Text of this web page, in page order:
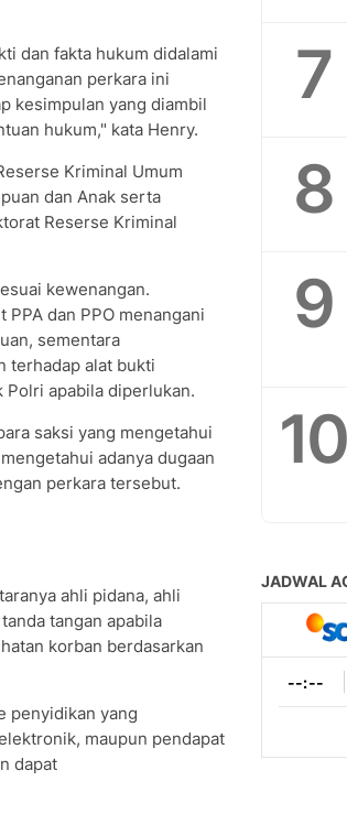
dan fakta hukum didalami
perkara ini
kesimpulan yang diambil
hukum," kata Henry.
Kriminal Umum
dan Anak serta
Reserse Kriminal
kewenangan.
dan PPO menangani
sementara
terhadap alat bukti
apabila diperlukan.
saksi yang mengetahui
adanya dugaan
perkara tersebut.
ahli pidana, ahli
tangan apabila
korban berdasarkan
penyidikan yang
maupun pendapat
dapat
7
8
9
10